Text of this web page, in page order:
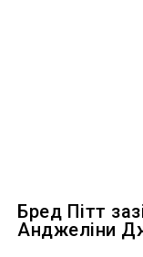
Бред Пітт
Анджеліни